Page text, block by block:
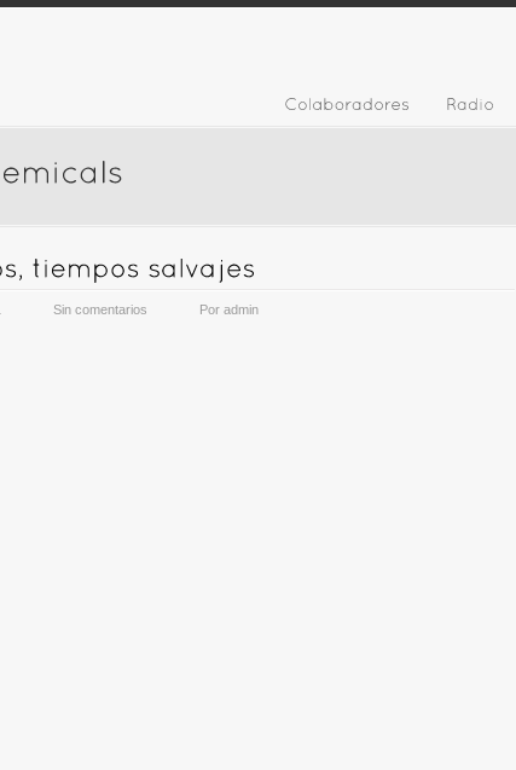
Sin comentarios Por admin